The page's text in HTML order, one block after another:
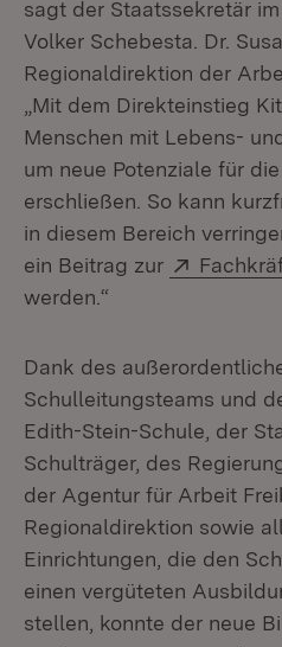
sagt der Staatssekretär
Volker Schebesta. Dr.
Regionaldirektion der
„Mit dem Direkteinstieg
Menschen mit Lebens-
um neue Potenziale für
erschließen. So kann
in diesem Bereich
ein Beitrag zur
Extern:
werden.“
Dank des
Schulleitungsteams und
Edith-Stein-Schule, der
Schulträger, des
der Agentur für Arbeit
Regionaldirektion sowie
Einrichtungen, die den
einen vergüteten
stellen, konnte der neue